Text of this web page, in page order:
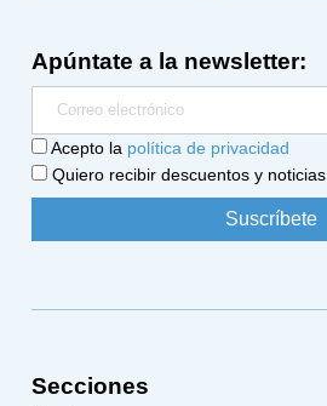
Apúntate a la newsletter:
Acepto la política de privacidad
Quiero recibir descuentos y noticias
Secciones